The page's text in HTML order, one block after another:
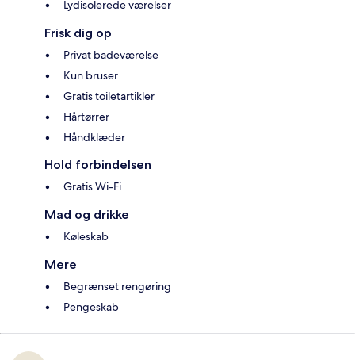
Lydisolerede værelser
Frisk dig op
Privat badeværelse
Kun bruser
Gratis toiletartikler
Hårtørrer
Håndklæder
Hold forbindelsen
Gratis Wi-Fi
Mad og drikke
Køleskab
Mere
Begrænset rengøring
Pengeskab